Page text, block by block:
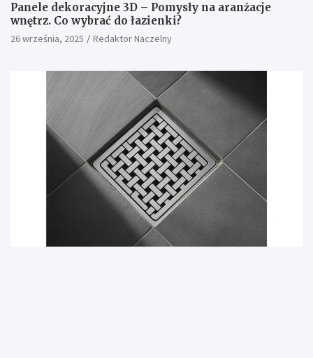
Panele dekoracyjne 3D – Pomysły na aranżacje
wnętrz. Co wybrać do łazienki?
26 września, 2025 Redaktor Naczelny